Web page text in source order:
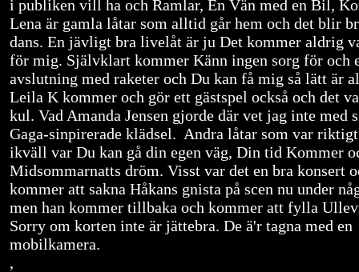
i publiken vill ha och Ramlar, En Vän med en Bil,
Lena är gamla låtar som alltid går hem och det blir
dans. En jävligt bra livelåt är ju Det kommer aldrig
för mig. Självklart kommer Känn ingen sorg för och
avslutning med raketer och Du kan få mig så lätt är
Leila K kommer och gör ett gästspel också och det
kul. Vad Amanda Jensen gjorde där vet jag inte med
Gaga-sinpirerade klädsel. Andra låtar som var
ikväll var Du kan gå din egen väg, Din tid Kommer
Midsommarnatts dröm. Visst var det en bra konsert
kommer att sakna Håkans gnista på scen nu under
men han kommer tillbaka och kommer att fylla
Sorry om korten inte är jättebra. De ä'r tagna med en
mobilkamera.
,